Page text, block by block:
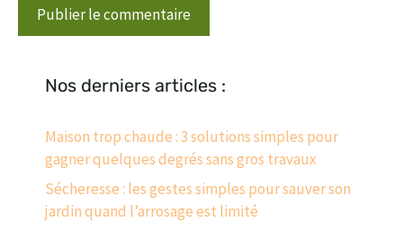
Nos derniers articles :
Maison trop chaude : 3 solutions simples pour
gagner quelques degrés sans gros travaux
Sécheresse : les gestes simples pour sauver son
jardin quand l’arrosage est limité